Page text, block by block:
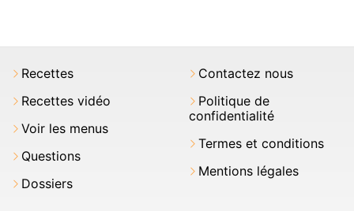
Recettes
Recettes vidéo
Voir les menus
Questions
Dossiers
Contactez nous
Politique de
confidentialité
Termes et conditions
Mentions légales